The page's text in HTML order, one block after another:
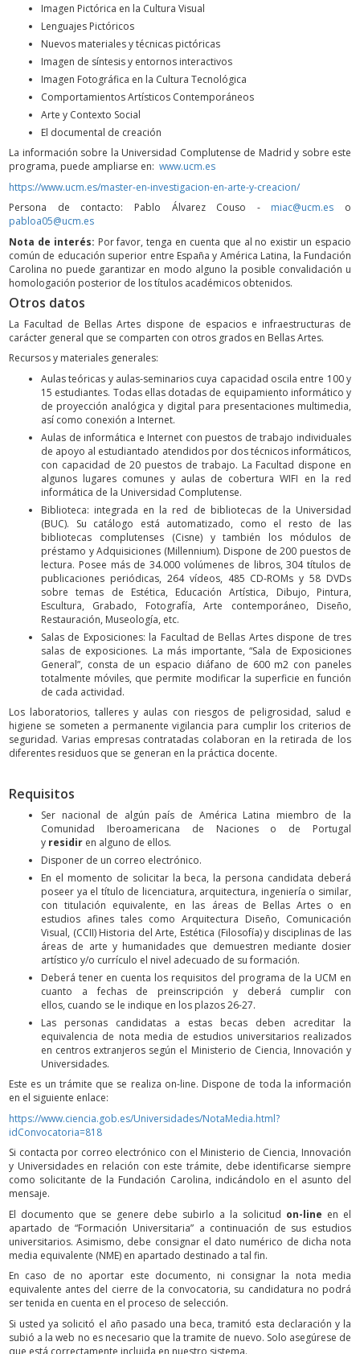
Imagen Pictórica en la Cultura Visual
Lenguajes Pictóricos
Nuevos materiales y técnicas pictóricas
Imagen de síntesis y entornos interactivos
Imagen Fotográfica en la Cultura Tecnológica
Comportamientos Artísticos Contemporáneos
Arte y Contexto Social
El documental de creación
​La información sobre la Universidad Complutense de Madrid y sobre este
programa, puede ampliarse en: www.ucm.es
https://www.ucm.es/master-en-investigacion-en-arte-y-creacion/
Persona de contacto: Pablo Álvarez Couso - miac@ucm.es o
pabloa05@ucm.es
Nota de interés: Por favor, tenga en cuenta que al no existir un espacio
común de educación superior entre España y América Latina, la Fundación
Carolina no puede garantizar en modo alguno la posible convalidación u
homologación posterior de los títulos académicos obtenidos.
Otros datos
La Facultad de Bellas Artes dispone de espacios e infraestructuras de
carácter general que se comparten con otros grados en Bellas Artes.
Recursos y materiales generales:
Aulas teóricas y aulas-seminarios cuya capacidad oscila entre 100 y
15 estudiantes. Todas ellas dotadas de equipamiento informático y
de proyección analógica y digital para presentaciones multimedia,
así como conexión a Internet.
Aulas de informática e Internet con puestos de trabajo individuales
de apoyo al estudiantado atendidos por dos técnicos informáticos,
con capacidad de 20 puestos de trabajo. La Facultad dispone en
algunos lugares comunes y aulas de cobertura WIFI en la red
informática de la Universidad Complutense.
Biblioteca: integrada en la red de bibliotecas de la Universidad
(BUC). Su catálogo está automatizado, como el resto de las
bibliotecas complutenses (Cisne) y también los módulos de
préstamo y Adquisiciones (Millennium). Dispone de 200 puestos de
lectura. Posee más de 34.000 volúmenes de libros, 304 títulos de
publicaciones periódicas, 264 vídeos, 485 CD-ROMs y 58 DVDs
sobre temas de Estética, Educación Artística, Dibujo, Pintura,
Escultura, Grabado, Fotografía, Arte contemporáneo, Diseño,
Restauración, Museología, etc.
Salas de Exposiciones: la Facultad de Bellas Artes dispone de tres
salas de exposiciones. La más importante, “Sala de Exposiciones
General”, consta de un espacio diáfano de 600 m2 con paneles
totalmente móviles, que permite modificar la superficie en función
de cada actividad.
Los laboratorios, talleres y aulas con riesgos de peligrosidad, salud e
higiene se someten a permanente vigilancia para cumplir los criterios de
seguridad. Varias empresas contratadas colaboran en la retirada de los
diferentes residuos que se generan en la práctica docente.
Requisitos
Ser nacional de algún país de América Latina miembro de la
Comunidad Iberoamericana de Naciones o de Portugal
y residir en alguno de ellos.
Disponer de un correo electrónico.
En el momento de solicitar la beca, la persona candidata deberá
poseer ya el título de licenciatura, arquitectura, ingeniería o similar,
con titulación equivalente, en las áreas de Bellas Artes o en
estudios afines tales como Arquitectura Diseño, Comunicación
Visual, (CCII) Historia del Arte, Estética (Filosofía) y disciplinas de las
áreas de arte y humanidades que demuestren mediante dosier
artístico y/o currículo el nivel adecuado de su formación.
Deberá tener en cuenta los requisitos del programa de la UCM en
cuanto a fechas de preinscripción y deberá cumplir con
ellos, cuando se le indique en los plazos 26-27.
Las personas candidatas a estas becas deben acreditar la
equivalencia de nota media de estudios universitarios realizados
en centros extranjeros según el Ministerio de Ciencia, Innovación y
Universidades.
Este es un trámite que se realiza on-line. Dispone de toda la información
en el siguiente enlace:
https://www.ciencia.gob.es/Universidades/NotaMedia.html?
idConvocatoria=818
Si contacta por correo electrónico con el Ministerio de Ciencia, Innovación
y Universidades en relación con este trámite, debe identificarse siempre
como solicitante de la Fundación Carolina, indicándolo en el asunto del
mensaje.
El documento que se genere debe subirlo a la solicitud on-line en el
apartado de “Formación Universitaria” a continuación de sus estudios
universitarios. Asimismo, debe consignar el dato numérico de dicha nota
media equivalente (NME) en apartado destinado a tal fin.
En caso de no aportar este documento, ni consignar la nota media
equivalente antes del cierre de la convocatoria, su candidatura no podrá
ser tenida en cuenta en el proceso de selección.
Si usted ya solicitó el año pasado una beca, tramitó esta declaración y la
subió a la web no es necesario que la tramite de nuevo. Solo asegúrese de
que está correctamente incluida en nuestro sistema.